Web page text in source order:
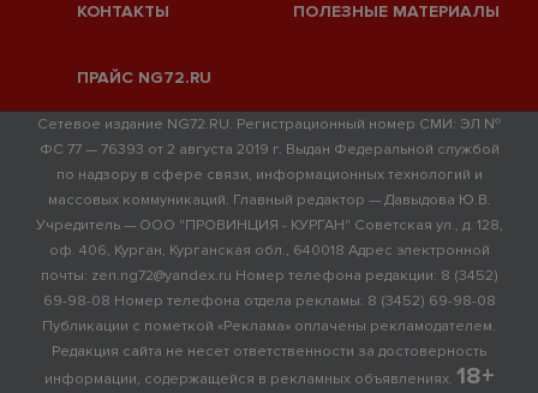
КОНТАКТЫ ПОЛЕЗНЫЕ МАТЕРИАЛЫ
ПРАЙС NG72.RU
Сетевое издание NG72.RU. Регистрационный номер СМИ: ЭЛ №
ФС 77 — 76393 от 2 августа 2019 г. Выдан Федеральной службой
по надзору в сфере связи, информационных технологий и
массовых коммуникаций. Главный редактор — Давыдова Ю.В.
Учредитель — ООО "ПРОВИНЦИЯ - КУРГАН" Советская ул., д. 128,
оф. 406, Курган, Курганская обл., 640018 Адрес электронной
почты: zen.ng72@yandex.ru Номер телефона редакции: 8 (3452)
69-98-08 Номер телефона отдела рекламы: 8 (3452) 69-98-08
Публикации с пометкой «Реклама» оплачены рекламодателем.
Редакция сайта не несет ответственности за достоверность
информации, содержащейся в рекламных объявлениях. 18+